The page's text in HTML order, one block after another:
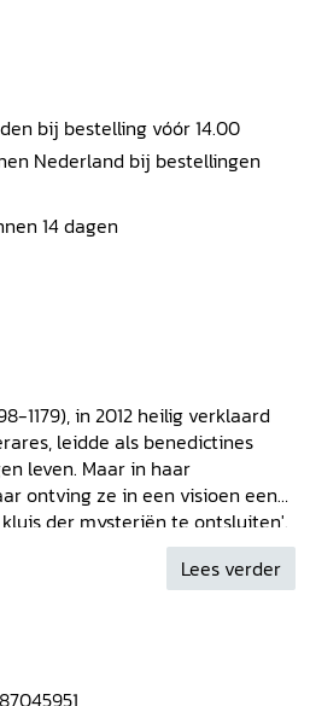
bij bestelling vóór 14.00
Nederland bij bestellingen
14 dagen
1179), in 2012 heilig verklaard
leidde als benedictines
leven. Maar in haar
ontving ze in een visioen een
der mysteriën te ontsluiten'.
geworden trilogieLiber
een spirituele reisgids voor de
opgenomen in het
beeldende taal blijft.
Lees verder